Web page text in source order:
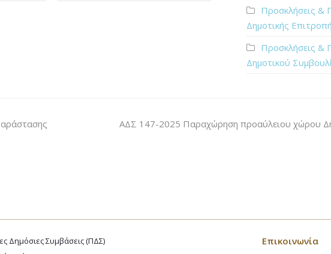
Προσκλήσεις &
Δημοτικής
Προσκλήσεις &
Δημοτικού
ΑΔΣ 147-2025 Παραχώρηση προαύλειου χώρου
Δημόσιες Συμβάσεις (ΠΔΣ)
Επικοινωνία